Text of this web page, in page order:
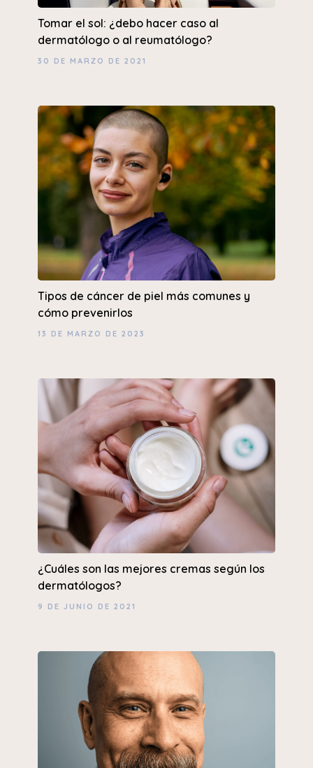
Tomar el sol: ¿debo hacer caso al
dermatólogo o al reumatólogo?
30 DE MARZO DE 2021
Tipos de cáncer de piel más comunes y
cómo prevenirlos
13 DE MARZO DE 2023
¿Cuáles son las mejores cremas según los
dermatólogos?
9 DE JUNIO DE 2021